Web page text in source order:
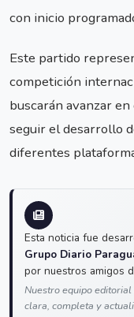
con inicio
Este partido
competición
buscarán avanzar
seguir el desarrollo
diferentes
Esta noticia fue
Grupo Diario
por nuestros amigos
Nuestro equipo
clara, completa y